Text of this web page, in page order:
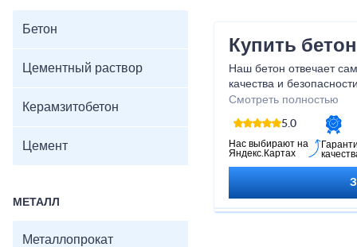
Бетон
Цементный раствор
Керамзитобетон
Цемент
МЕТАЛЛ
Металлопрокат
Купить
Наш бетон отвечает
качества и
широкий ассортимент
чтобы удовлетворить
команда
выбором
доставку прямо на ваш
Смотреть полностью
5.0
Нас выбирают на
Яндекс.Картах